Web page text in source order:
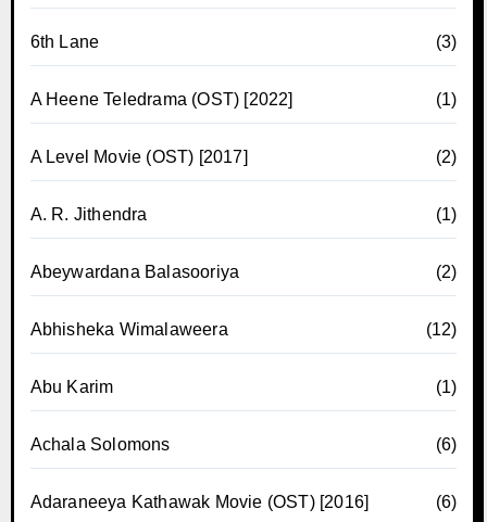
6th Lane (3)
A Heene Teledrama (OST) [2022] (1)
A Level Movie (OST) [2017] (2)
A. R. Jithendra (1)
Abeywardana Balasooriya (2)
Abhisheka Wimalaweera (12)
Abu Karim (1)
Achala Solomons (6)
Adaraneeya Kathawak Movie (OST) [2016] (6)